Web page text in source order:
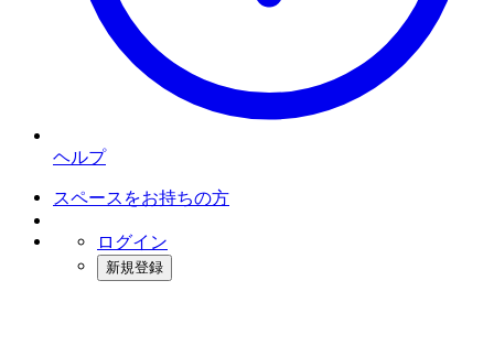
ヘルプ
スペースをお持ちの方
ログイン
新規登録